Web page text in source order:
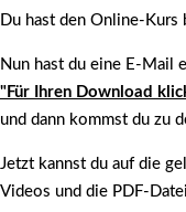
Du hast den Online-Kurs
Nun hast du eine E-Mail
"Für Ihren Download
und dann kommst du zu
Jetzt kannst du auf die
Videos und die PDF-